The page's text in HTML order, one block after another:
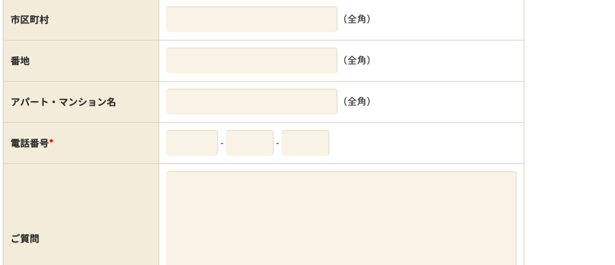
市区町村 （全角）
番地 （全角）
アパート・マンション名 （全角）
電話番号* - -
ご質問